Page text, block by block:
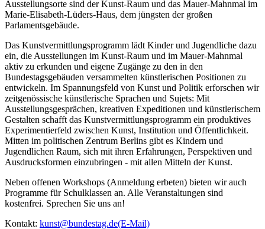
Ausstellungsorte sind der Kunst-Raum und das Mauer-Mahnmal im
Marie-Elisabeth-Lüders-Haus, dem jüngsten der großen
Parlamentsgebäude.
Das Kunstvermittlungsprogramm lädt Kinder und Jugendliche dazu
ein, die Ausstellungen im Kunst-Raum und im Mauer-Mahnmal
aktiv zu erkunden und eigene Zugänge zu den in den
Bundestagsgebäuden versammelten künstlerischen Positionen zu
entwickeln. Im Spannungsfeld von Kunst und Politik erforschen wir
zeitgenössische künstlerische Sprachen und Sujets: Mit
Ausstellungsgesprächen, kreativen Expeditionen und künstlerischem
Gestalten schafft das Kunstvermittlungsprogramm ein produktives
Experimentierfeld zwischen Kunst, Institution und Öffentlichkeit.
Mitten im politischen Zentrum Berlins gibt es Kindern und
Jugendlichen Raum, sich mit ihren Erfahrungen, Perspektiven und
Ausdrucksformen einzubringen - mit allen Mitteln der Kunst.
Neben offenen Workshops (Anmeldung erbeten) bieten wir auch
Programme für Schulklassen an. Alle Veranstaltungen sind
kostenfrei. Sprechen Sie uns an!
Kontakt: kunst@bundestag.de(E-Mail)